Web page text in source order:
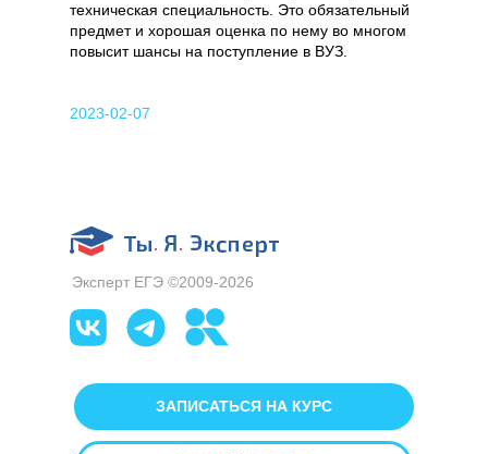
2023-02-07
техническая специальность. Это обязательный
предмет и хорошая оценка по нему во многом
повысит шансы на поступление в ВУЗ.
Эксперт ЕГЭ ©2009-2026
ЗАПИСАТЬСЯ НА КУРС